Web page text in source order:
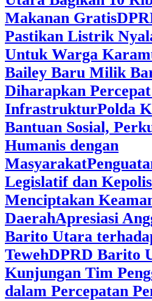
Makanan Gratis
Pastikan Listrik
Untuk Warga
Bailey Baru Milik
Diharapkan
InfrastrukturPolda
Bantuan Sosial,
Humanis dengan
Masyarakat
Legislatif dan
Menciptakan
DaerahApresiasi
Barito Utara
TewehDPRD Barito
Kunjungan Tim
dalam Percepatan